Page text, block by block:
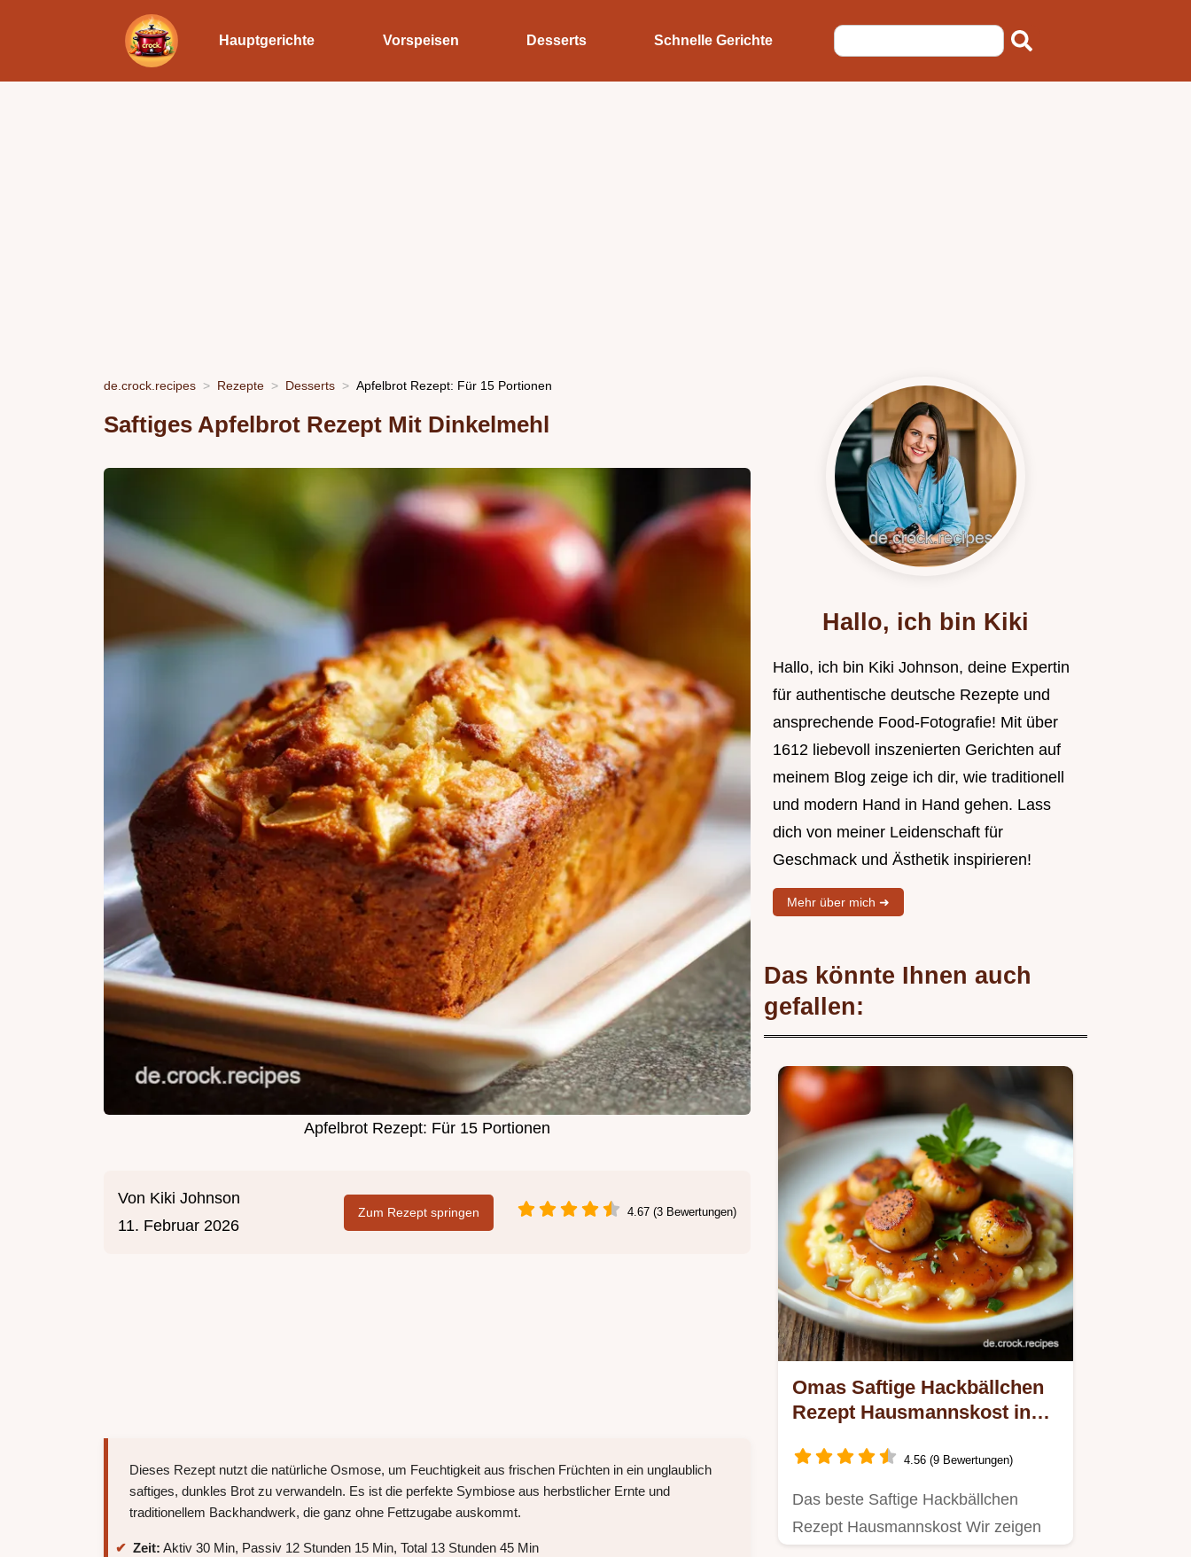
Hauptgerichte Vorspeisen Desserts Schnelle Gerichte
de.crock.recipes Rezepte Desserts Apfelbrot Rezept: Für 15 Portionen
Saftiges Apfelbrot Rezept Mit Dinkelmehl
Apfelbrot Rezept: Für 15 Portionen
Von Kiki Johnson
11. Februar 2026
Zum Rezept springen 4.67 (3 Bewertungen)
Dieses Rezept nutzt die natürliche Osmose, um Feuchtigkeit aus frischen Früchten in ein unglaublich
saftiges, dunkles Brot zu verwandeln. Es ist die perfekte Symbiose aus herbstlicher Ernte und
traditionellem Backhandwerk, die ganz ohne Fettzugabe auskommt.
Zeit: Aktiv 30 Min, Passiv 12 Stunden 15 Min, Total 13 Stunden 45 Min
Hallo, ich bin Kiki
Hallo, ich bin Kiki Johnson, deine Expertin
für authentische deutsche Rezepte und
ansprechende Food-Fotografie! Mit über
1612 liebevoll inszenierten Gerichten auf
meinem Blog zeige ich dir, wie traditionell
und modern Hand in Hand gehen. Lass
dich von meiner Leidenschaft für
Geschmack und Ästhetik inspirieren!
Mehr über mich ➜
Das könnte Ihnen auch
gefallen:
Omas Saftige Hackbällchen
Rezept Hausmannskost in
cremig
4.56 (9 Bewertungen)
Das beste Saftige Hackbällchen
Rezept Hausmannskost Wir zeigen